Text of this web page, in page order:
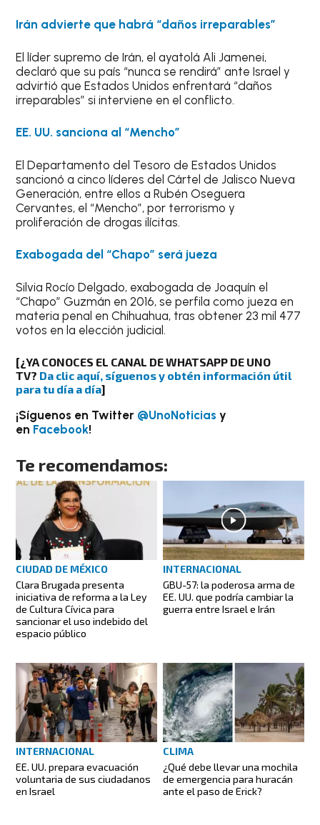
Irán advierte que habrá “daños irreparables”
El líder supremo de Irán, el ayatolá Ali Jamenei,
declaró que su país “nunca se rendirá” ante Israel y
advirtió que Estados Unidos enfrentará “daños
irreparables” si interviene en el conflicto.
EE. UU. sanciona al “Mencho”
El Departamento del Tesoro de Estados Unidos
sancionó a cinco líderes del Cártel de Jalisco Nueva
Generación, entre ellos a Rubén Oseguera
Cervantes, el “Mencho”, por terrorismo y
proliferación de drogas ilícitas.
Exabogada del “Chapo” será jueza
Silvia Rocío Delgado, exabogada de Joaquín el
“Chapo” Guzmán en 2016, se perfila como jueza en
materia penal en Chihuahua, tras obtener 23 mil 477
votos en la elección judicial.
[¿YA CONOCES EL CANAL DE WHATSAPP DE UNO
TV? Da clic aquí, síguenos y obtén información útil
para tu día a día]
¡Síguenos en Twitter @UnoNoticias y
en Facebook!
Te recomendamos:
CIUDAD DE MÉXICO
Clara Brugada presenta
iniciativa de reforma a la Ley
de Cultura Cívica para
sancionar el uso indebido del
espacio público
INTERNACIONAL
GBU-57: la poderosa arma de
EE. UU. que podría cambiar la
guerra entre Israel e Irán
INTERNACIONAL
EE. UU. prepara evacuación
voluntaria de sus ciudadanos
en Israel
CLIMA
¿Qué debe llevar una mochila
de emergencia para huracán
ante el paso de Erick?